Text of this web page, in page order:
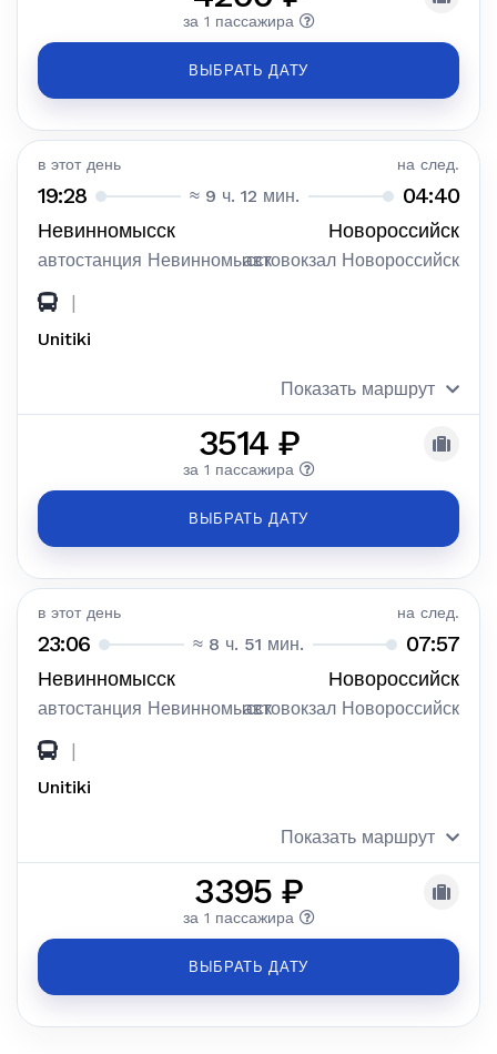
за 1 пассажира
ВЫБРАТЬ ДАТУ
в этот день на след.
19:28 ≈ 9 ч. 12 мин. 04:40
Невинномысск Новороссийск
автостанция Невинномысскавтовокзал Новороссийск
|
Unitiki
Показать маршрут
3514 ₽
за 1 пассажира
ВЫБРАТЬ ДАТУ
в этот день на след.
23:06 ≈ 8 ч. 51 мин. 07:57
Невинномысск Новороссийск
автостанция Невинномысскавтовокзал Новороссийск
|
Unitiki
Показать маршрут
3395 ₽
за 1 пассажира
ВЫБРАТЬ ДАТУ